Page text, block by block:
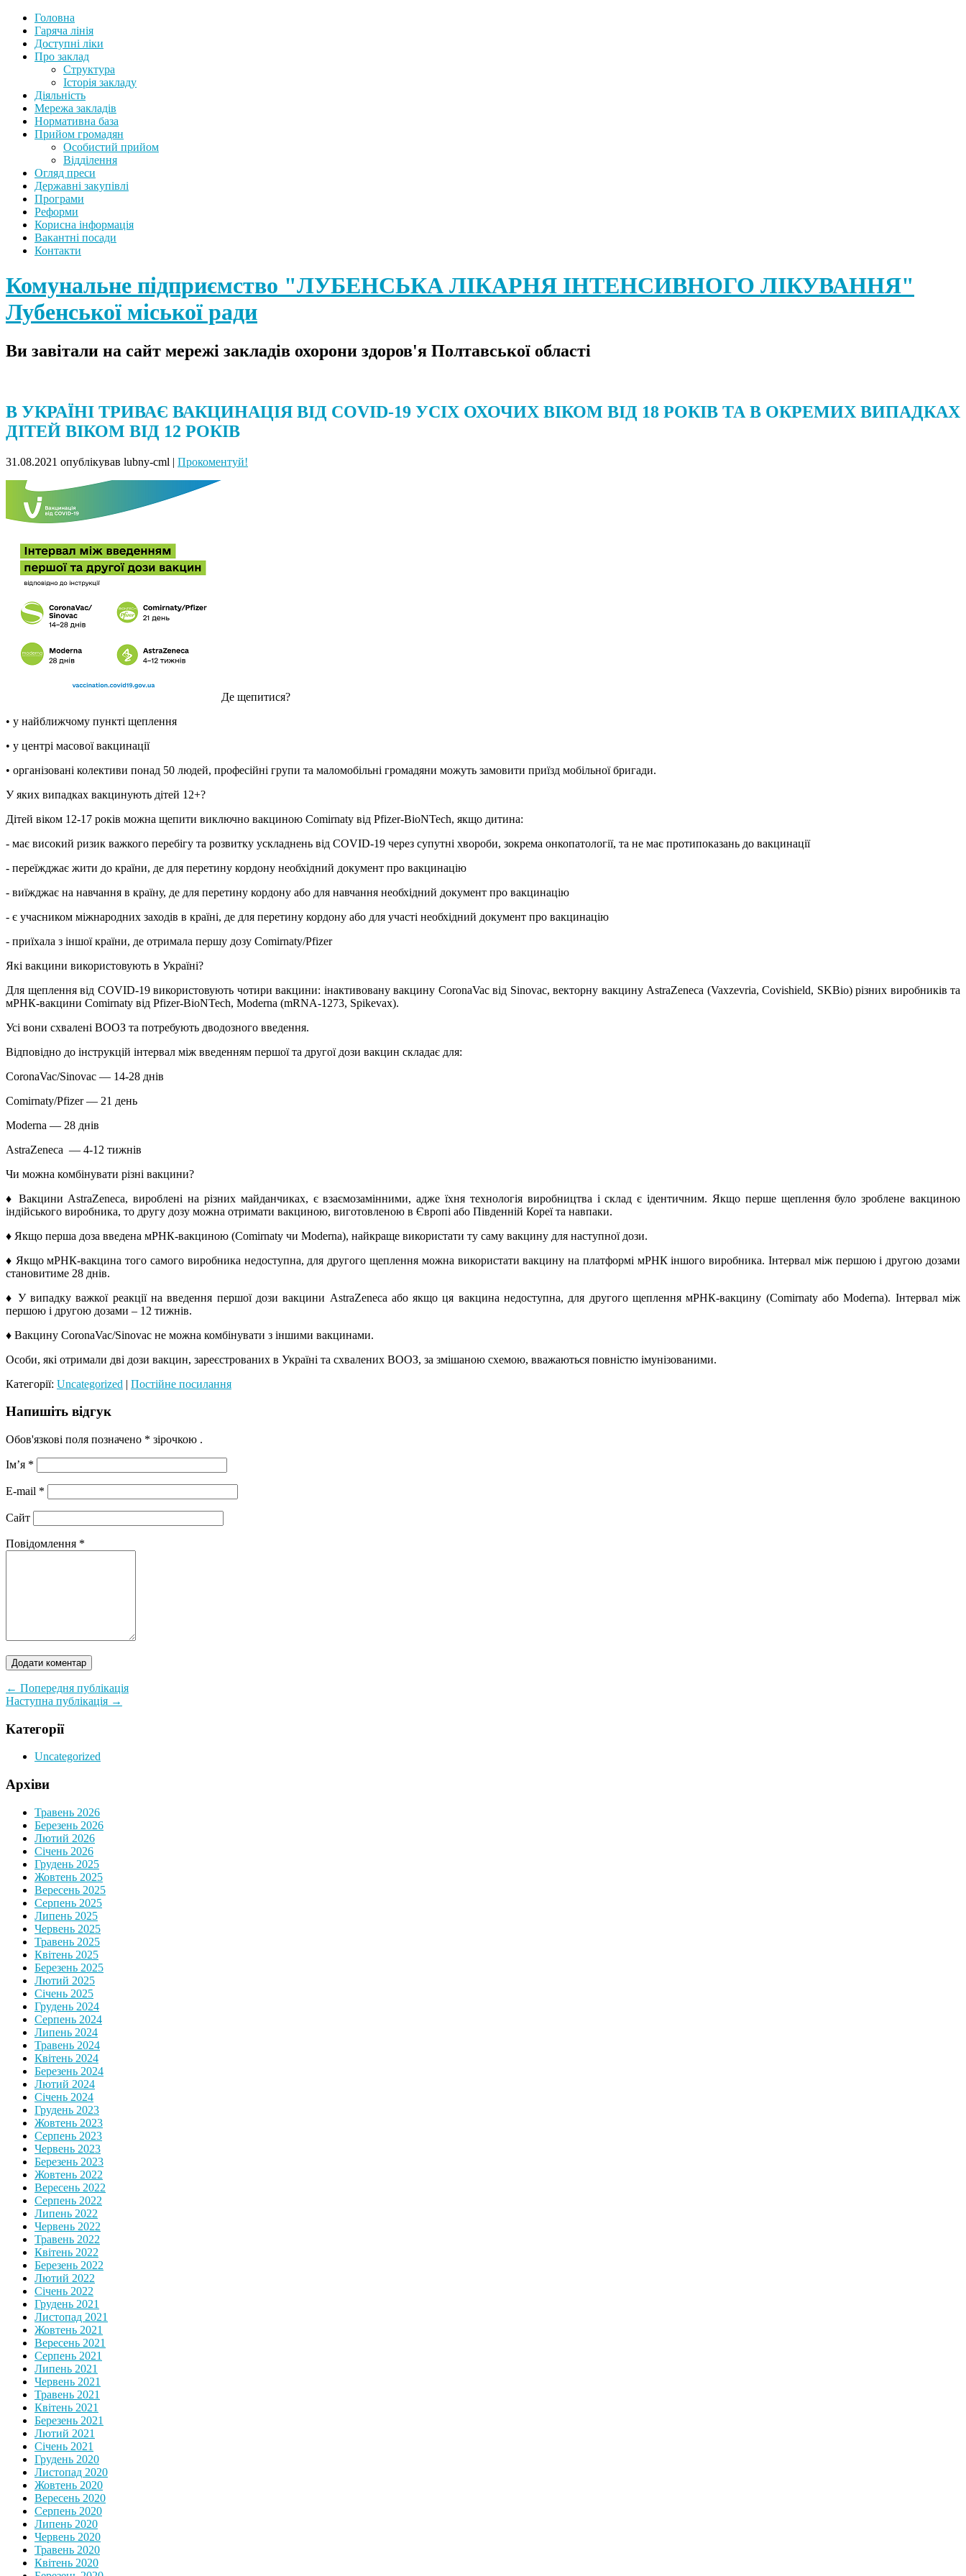
Головна
Гаряча лінія
Доступні ліки
Про заклад
Структура
Історія закладу
Діяльність
Мережа закладів
Нормативна база
Прийом громадян
Особистий прийом
Відділення
Огляд преси
Державні закупівлі
Програми
Реформи
Корисна інформація
Вакантні посади
Контакти
Комунальне підприємство "ЛУБЕНСЬКА ЛІКАРНЯ ІНТЕНСИВНОГО ЛІКУВАННЯ"
Лубенської міської ради
Ви завітали на сайт мережі закладів охорони здоров'я Полтавської області
В УКРАЇНІ ТРИВАЄ ВАКЦИНАЦІЯ ВІД COVID-19 УСІХ ОХОЧИХ ВІКОМ ВІД 18 РОКІВ ТА В ОКРЕМИХ ВИПАДКАХ
ДІТЕЙ ВІКОМ ВІД 12 РОКІВ
31.08.2021 опублікував lubny-cml | Прокоментуй!
Де щепитися?
• у найближчому пункті щеплення
• у центрі масової вакцинації
• організовані колективи понад 50 людей, професійні групи та маломобільні громадяни можуть замовити приїзд мобільної бригади.
У яких випадках вакцинують дітей 12+?
Дітей віком 12-17 років можна щепити виключно вакциною Comirnaty від Pfizer-BioNTech, якщо дитина:
- має високий ризик важкого перебігу та розвитку ускладнень від COVID-19 через супутні хвороби, зокрема онкопатології, та не має протипоказань до вакцинації
- переїжджає жити до країни, де для перетину кордону необхідний документ про вакцинацію
- виїжджає на навчання в країну, де для перетину кордону або для навчання необхідний документ про вакцинацію
- є учасником міжнародних заходів в країні, де для перетину кордону або для участі необхідний документ про вакцинацію
- приїхала з іншої країни, де отримала першу дозу Comirnaty/Pfizer
Які вакцини використовують в Україні?
Для щеплення від COVID-19 використовують чотири вакцини: інактивовану вакцину CoronaVac від Sinovac, векторну вакцину AstraZeneca (Vaxzevria, Covishield, SKBio) різних виробників та
мРНК-вакцини Comirnaty від Pfizer-BioNTech, Moderna (mRNA-1273, Spikevax).
Усі вони схвалені ВООЗ та потребують дводозного введення.
Відповідно до інструкцій інтервал між введенням першої та другої дози вакцин складає для:
CoronaVac/Sinovac — 14-28 днів
Comirnaty/Pfizer — 21 день
Moderna — 28 днів
AstraZeneca — 4-12 тижнів
Чи можна комбінувати різні вакцини?
♦️ Вакцини AstraZeneca, вироблені на різних майданчиках, є взаємозамінними, адже їхня технологія виробництва і склад є ідентичним. Якщо перше щеплення було зроблене вакциною
індійського виробника, то другу дозу можна отримати вакциною, виготовленою в Європі або Південній Кореї та навпаки.
♦️ Якщо перша доза введена мРНК-вакциною (Comirnaty чи Moderna), найкраще використати ту саму вакцину для наступної дози.
♦️ Якщо мРНК-вакцина того самого виробника недоступна, для другого щеплення можна використати вакцину на платформі мРНК іншого виробника. Інтервал між першою і другою дозами
становитиме 28 днів.
♦️ У випадку важкої реакції на введення першої дози вакцини AstraZeneca або якщо ця вакцина недоступна, для другого щеплення мРНК-вакцину (Comirnaty або Moderna). Інтервал між
першою і другою дозами – 12 тижнів.
♦️ Вакцину CoronaVac/Sinovac не можна комбінувати з іншими вакцинами.
Особи, які отримали дві дози вакцин, зареєстрованих в Україні та схвалених ВООЗ, за змішаною схемою, вважаються повністю імунізованими.
Категорії: Uncategorized | Постійне посилання
Напишіть відгук
Обов'язкові поля позначено * зірочкою .
Ім’я *
E-mail *
Сайт
Повідомлення *
← Попередня публікація
Наступна публікація →
Категорії
Uncategorized
Архіви
Травень 2026
Березень 2026
Лютий 2026
Січень 2026
Грудень 2025
Жовтень 2025
Вересень 2025
Серпень 2025
Липень 2025
Червень 2025
Травень 2025
Квітень 2025
Березень 2025
Лютий 2025
Січень 2025
Грудень 2024
Серпень 2024
Липень 2024
Травень 2024
Квітень 2024
Березень 2024
Лютий 2024
Січень 2024
Грудень 2023
Жовтень 2023
Серпень 2023
Червень 2023
Березень 2023
Жовтень 2022
Вересень 2022
Серпень 2022
Липень 2022
Червень 2022
Травень 2022
Квітень 2022
Березень 2022
Лютий 2022
Січень 2022
Грудень 2021
Листопад 2021
Жовтень 2021
Вересень 2021
Серпень 2021
Липень 2021
Червень 2021
Травень 2021
Квітень 2021
Березень 2021
Лютий 2021
Січень 2021
Грудень 2020
Листопад 2020
Жовтень 2020
Вересень 2020
Серпень 2020
Липень 2020
Червень 2020
Травень 2020
Квітень 2020